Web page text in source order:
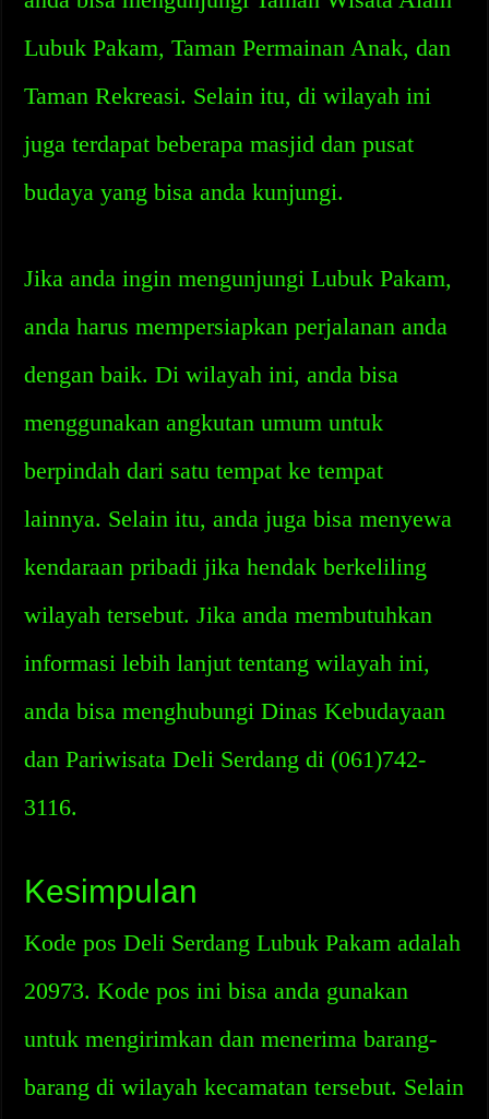
Lubuk Pakam, Taman Permainan Anak, dan
Taman Rekreasi. Selain itu, di wilayah ini
juga terdapat beberapa masjid dan pusat
budaya yang bisa anda kunjungi.
Jika anda ingin mengunjungi Lubuk Pakam,
anda harus mempersiapkan perjalanan anda
dengan baik. Di wilayah ini, anda bisa
menggunakan angkutan umum untuk
berpindah dari satu tempat ke tempat
lainnya. Selain itu, anda juga bisa menyewa
kendaraan pribadi jika hendak berkeliling
wilayah tersebut. Jika anda membutuhkan
informasi lebih lanjut tentang wilayah ini,
anda bisa menghubungi Dinas Kebudayaan
dan Pariwisata Deli Serdang di (061)742-
3116.
Kesimpulan
Kode pos Deli Serdang Lubuk Pakam adalah
20973. Kode pos ini bisa anda gunakan
untuk mengirimkan dan menerima barang-
barang di wilayah kecamatan tersebut. Selain